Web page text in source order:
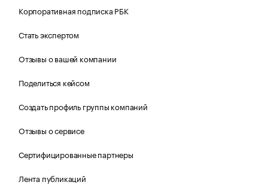
Корпоративная подписка РБК
Стать экспертом
Отзывы о вашей компании
Поделиться кейсом
Создать профиль группы компаний
Отзывы о сервисе
Сертифицированные партнеры
Лента публикаций